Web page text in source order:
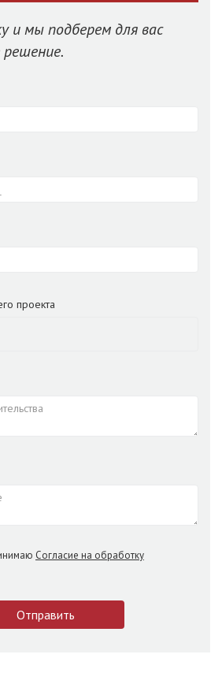
и мы подберем для вас
решение.
проекта
Согласие на обработку